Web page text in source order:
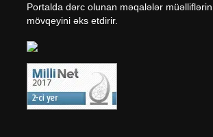
Portalda dərc olunan məqalələr
mövqeyini əks etdirir.